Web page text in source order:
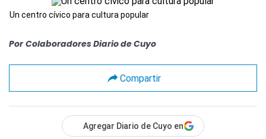
Un centro cívico para cultura popular
Por Colaboradores Diario de Cuyo
Compartir
Agregar Diario de Cuyo en